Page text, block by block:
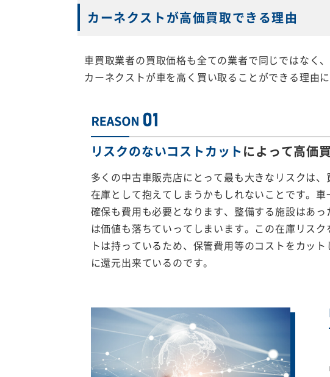
カーネクストが高価買取できる理由
車買取業者の買取価格も全ての業者で同じではなく
カーネクストが車を高く買い取ることができる理由
リスクのないコストカットによって高価
多くの中古車販売店にとって最も大きなリスクは、
在庫として抱えてしまうかもしれないことです。
確保も費用も必要となります、整備する施設はあ
は価値も落ちていってしまいます。この在庫リス
トは持っているため、保管費用等のコストをカッ
に還元出来ているのです。